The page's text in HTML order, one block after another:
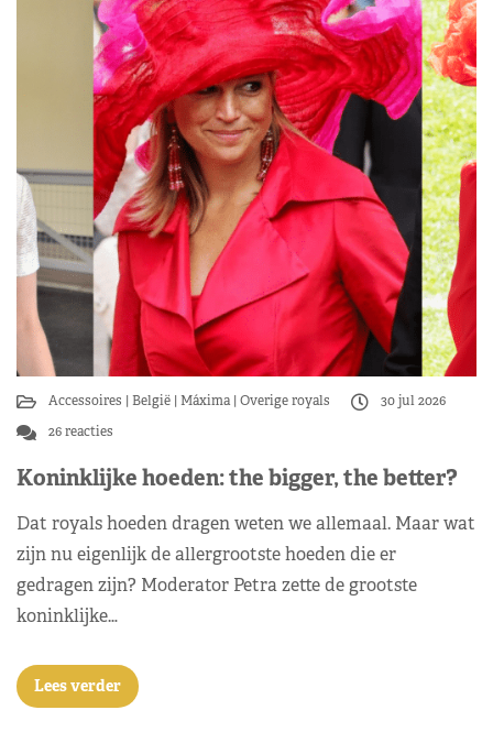
Accessoires België Máxima Overige royals
30 jul 2026
26 reacties
Koninklijke hoeden: the bigger, the better?
Dat royals hoeden dragen weten we allemaal. Maar wat
zijn nu eigenlijk de allergrootste hoeden die er
gedragen zijn? Moderator Petra zette de grootste
koninklijke…
Lees verder